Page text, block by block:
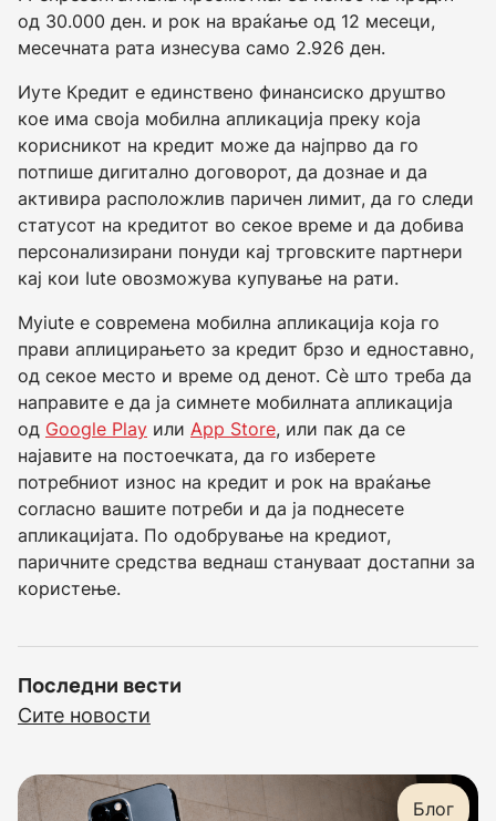
од 30.000 ден. и рок на враќање од 12 месеци,
месечната рата изнесува само 2.926 ден.
Иуте Кредит е единствено финансиско друштво
кое има своја мобилна апликација преку која
корисникот на кредит може да најпрво да го
потпише дигитално договорот, да дознае и да
активира расположлив паричен лимит, да го следи
статусот на кредитот во секое време и да добива
персонализирани понуди кај трговските партнери
кај кои Iute овозможува купување на рати.
Myiute е современа мобилна апликација која го
прави аплицирањето за кредит брзо и едноставно,
од секое место и време од денот. Сѐ што треба да
направите е да ја симнете мобилната апликација
од Google Play или App Store, или пак да се
најавите на постоечката, да го изберете
потребниот износ на кредит и рок на враќање
согласно вашите потреби и да ја поднесете
апликацијата. По одобрување на кредиот,
паричните средства веднаш стануваат достапни за
користење.
Последни вести
Сите новости
Блог